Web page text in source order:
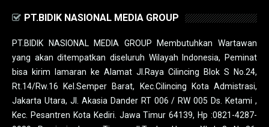
PT.BIDIK NASIONAL MEDIA GROUP
PT.BIDIK NASIONAL MEDIA GROUP Membutuhkan Wartawan
yang akan ditempatkan diseluruh Wilayah Indonesia, Peminat
bisa kirim lamaran ke Alamat Jl.Raya Cilincing Blok S No.24,
Rt.14/Rw.16 Kel.Semper Barat, Kec.Cilincing Kota Admistrasi,
Jakarta Utara, Jl. Akasia Dander RT 006 / RW 005 Ds. Ketami ,
Kec. Pesantren Kota Kediri. Jawa Timur 64139, Hp :0821-4287-